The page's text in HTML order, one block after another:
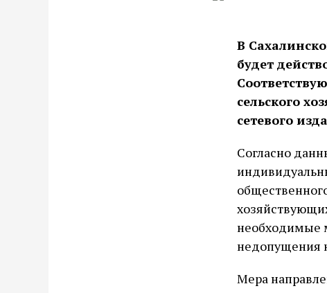
В
будет
сельского
сетевого
Согласно
необходимые
недопущения
Мера